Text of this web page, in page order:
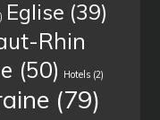
Eglise (39)
Rhin
(50) Hotels (2)
(79)